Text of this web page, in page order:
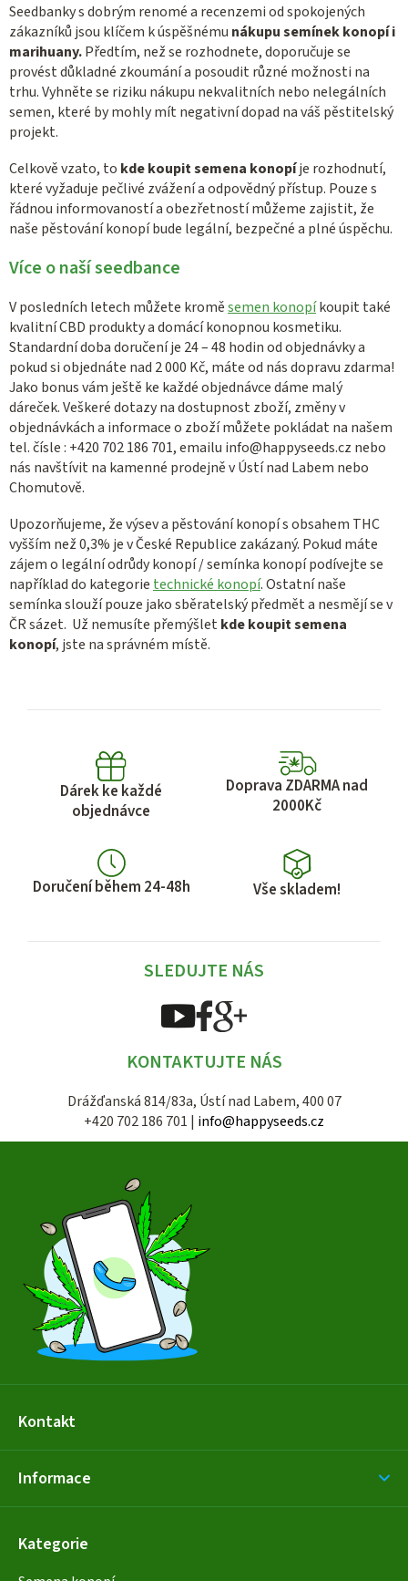
Seedbanky s dobrým renomé a recenzemi od spokojených
zákazníků jsou klíčem k úspěšnému nákupu semínek konopí i
marihuany.Předtím, než se rozhodnete, doporučuje se
provést důkladné zkoumání a posoudit různé možnosti na
trhu. Vyhněte se riziku nákupu nekvalitních nebo nelegálních
semen, které by mohly mít negativní dopad na váš pěstitelský
projekt.
Celkově vzato, to kde koupit semena konopíje rozhodnutí,
které vyžaduje pečlivé zvážení a odpovědný přístup. Pouze s
řádnou informovaností a obezřetností můžeme zajistit, že
naše pěstování konopí bude legální, bezpečné a plné úspěchu.
Více o naší seedbance
V posledních letech můžete kroměsemen konopíkoupit také
kvalitní CBD produkty a domácí konopnou kosmetiku.
Standardní doba doručení je 24 – 48 hodin od objednávky a
pokud si objednáte nad 2 000 Kč, máte od nás dopravu zdarma!
Jako bonus vám ještě ke každé objednávce dáme malý
dáreček. Veškeré dotazy na dostupnost zboží, změny v
objednávkách a informace o zboží můžete pokládat na našem
tel. čísle : +420 702 186 701, emailu info@happyseeds.cz nebo
nás navštívit na kamenné prodejně v Ústí nad Labem nebo
Chomutově.
Upozorňujeme, že výsev a pěstování konopí s obsahem THC
vyšším než 0,3% je v České Republice zakázaný. Pokud máte
zájem o legální odrůdy konopí / semínka konopí podívejte se
například do kategorie technické konopí. Ostatní naše
semínka slouží pouze jako sběratelský předmět a nesmějí se v
ČR sázet. Už nemusíte přemýšlet kde koupit semena
konopí, jste na správném místě.
Dárek ke každé
objednávce
Doprava ZDARMA nad
2000Kč
Doručení během 24-48h Vše skladem!
SLEDUJTE NÁS
KONTAKTUJTE NÁS
Drážďanská 814/83a, Ústí nad Labem, 400 07
+420 702 186 701 | info@happyseeds.cz
Kontakt
Informace
Kategorie